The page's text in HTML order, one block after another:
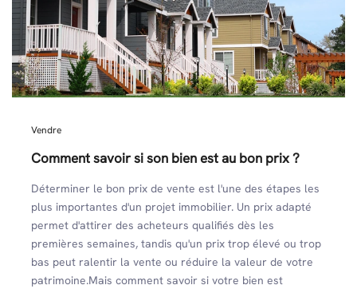
Vendre
Comment savoir si son bien est au bon prix ?
Déterminer le bon prix de vente est l'une des étapes les
plus importantes d'un projet immobilier. Un prix adapté
permet d'attirer des acheteurs qualifiés dès les
premières semaines, tandis qu'un prix trop élevé ou trop
bas peut ralentir la vente ou réduire la valeur de votre
patrimoine.Mais comment savoir si votre bien est